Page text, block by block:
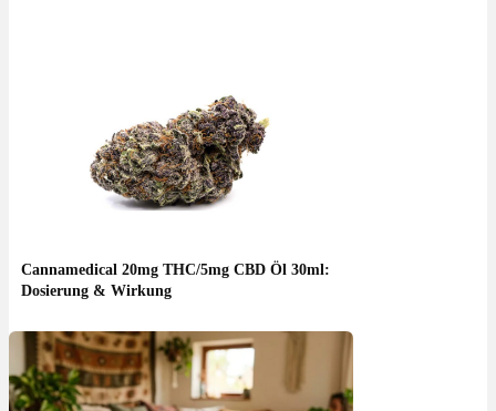
Cannamedical 20mg THC/5mg CBD Öl 30ml:
Dosierung & Wirkung